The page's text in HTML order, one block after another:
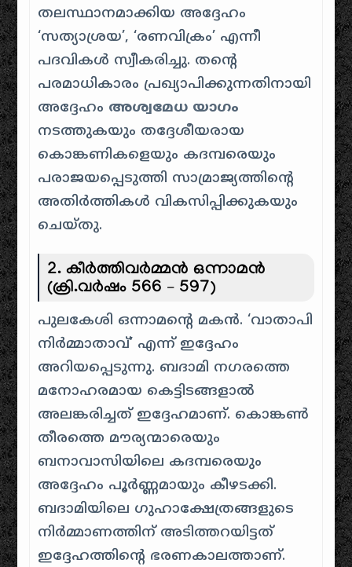
തലസ്ഥാനമാക്കിയ അദ്ദേഹം
‘സത്യാശ്രയ’, ‘രണവിക്രം’ എന്നീ
പദവികൾ സ്വീകരിച്ചു. തന്റെ
പരമാധികാരം പ്രഖ്യാപിക്കുന്നതിനായി
അദ്ദേഹം അശ്വമേധ യാഗം
നടത്തുകയും തദ്ദേശീയരായ
കൊങ്കണികളെയും കദമ്പരെയും
പരാജയപ്പെടുത്തി സാമ്രാജ്യത്തിന്റെ
അതിർത്തികൾ വികസിപ്പിക്കുകയും
ചെയ്തു.
2. കീർത്തിവർമ്മൻ ഒന്നാമൻ
(ക്രി.വർഷം 566 – 597)
പുലകേശി ഒന്നാമന്റെ മകൻ. ‘വാതാപി
നിർമ്മാതാവ്’ എന്ന് ഇദ്ദേഹം
അറിയപ്പെടുന്നു. ബദാമി നഗരത്തെ
മനോഹരമായ കെട്ടിടങ്ങളാൽ
അലങ്കരിച്ചത് ഇദ്ദേഹമാണ്. കൊങ്കൺ
തീരത്തെ മൗര്യന്മാരെയും
ബനാവാസിയിലെ കദമ്പരെയും
അദ്ദേഹം പൂർണ്ണമായും കീഴടക്കി.
ബദാമിയിലെ ഗുഹാക്ഷേത്രങ്ങളുടെ
നിർമ്മാണത്തിന് അടിത്തറയിട്ടത്
ഇദ്ദേഹത്തിന്റെ ഭരണകാലത്താണ്.